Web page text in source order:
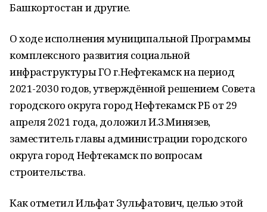
Башкортостан и другие.
О ходе исполнения муниципальной Программы
комплексного развития социальной
инфраструктуры ГО г.Нефтекамск на период
2021-2030 годов, утверждённой решением Совета
городского округа город Нефтекамск РБ от 29
апреля 2021 года, доложил И.З.Минязев,
заместитель главы администрации городского
округа город Нефтекамск по вопросам
строительства.
Как отметил Ильфат Зульфатович, целью этой